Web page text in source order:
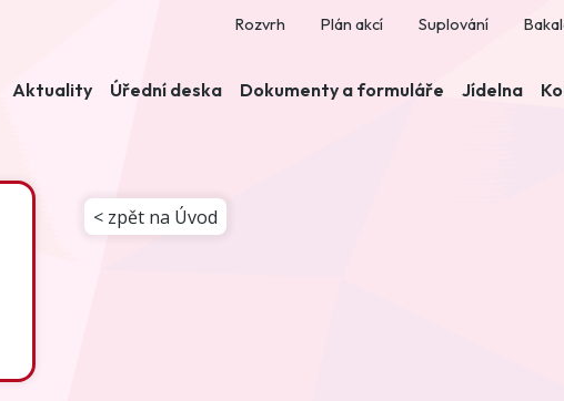
Rozvrh Plán akcí Suplování
Aktuality Úřední deska Dokumenty a formuláře Jídelna
< zpět na Úvod